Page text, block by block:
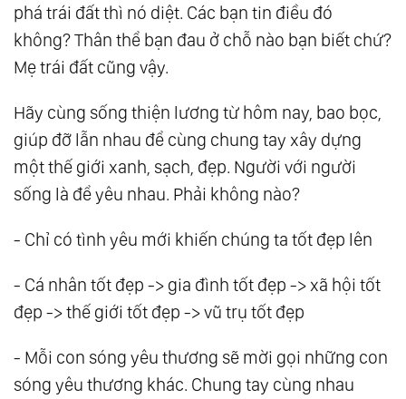
phá trái đất thì nó diệt. Các bạn tin điều đó
không? Thân thể bạn đau ở chỗ nào bạn biết chứ?
Mẹ trái đất cũng vậy.
Hãy cùng sống thiện lương từ hôm nay, bao bọc,
giúp đỡ lẫn nhau để cùng chung tay xây dựng
một thế giới xanh, sạch, đẹp. Người với người
sống là để yêu nhau. Phải không nào?
- Chỉ có tình yêu mới khiến chúng ta tốt đẹp lên
- Cá nhân tốt đẹp -> gia đình tốt đẹp -> xã hội tốt
đẹp -> thế giới tốt đẹp -> vũ trụ tốt đẹp
- Mỗi con sóng yêu thương sẽ mời gọi những con
sóng yêu thương khác. Chung tay cùng nhau